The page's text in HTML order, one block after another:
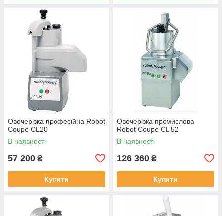
Овочерізка професійна Robot
Coupe CL20
В наявності
57 200 ₴
Купити
Овочерізка промислова
Robot Coupe CL 52
В наявності
126 360 ₴
Купити